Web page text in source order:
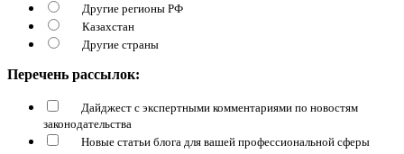
Другие регионы РФ
Казахстан
Другие страны
Перечень рассылок:
Дайджест с экспертными комментариями по новостям
законодательства
Новые статьи блога для вашей профессиональной сферы